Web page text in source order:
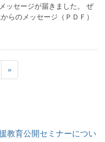
ッセージが届きました。 ぜ
らのメッセージ（ＰＤＦ）
»
教育公開セミナーについ